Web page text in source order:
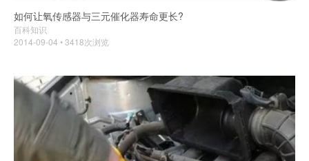
如何让氧传感器与三元催化器寿命更长?
百科知识
2014-09-04 • 3418次浏览